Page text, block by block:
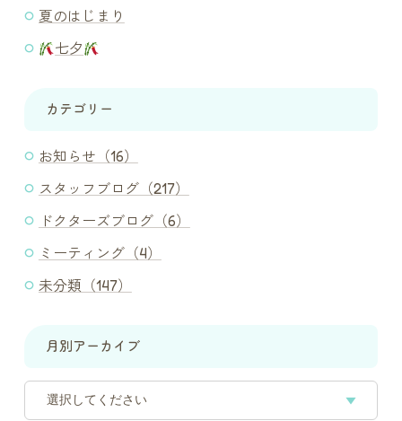
夏のはじまり
七夕
カテゴリー
お知らせ（16）
スタッフブログ（217）
ドクターズブログ（6）
ミーティング（4）
未分類（147）
月別アーカイブ